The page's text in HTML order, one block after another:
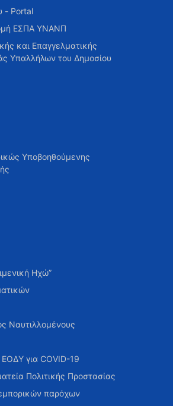
- Portal
ΕΣΠΑ ΥΝΑΝΠ
και Επαγγελματικής
Υπαλλήλων του Δημοσίου
Υποβοηθούμενης
Ηχώ”
Ναυτιλλομένους
για COVID-19
Πολιτικής Προστασίας
παρόχων